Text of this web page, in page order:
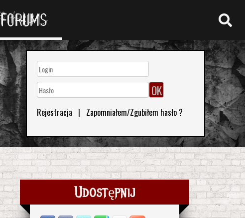
FORUMS
Rejestracja | Zapomniałem/Zgubiłem hasło ?
Udostępnij